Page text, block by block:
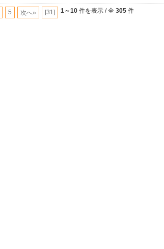
5 次へ» [31] 1～10 件を表示 / 全 305 件